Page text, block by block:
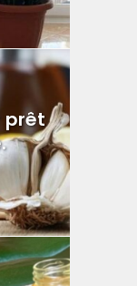
prêt